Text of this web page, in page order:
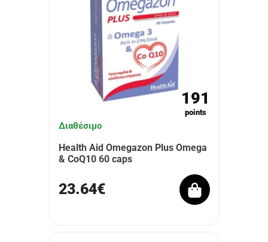
191
points
Διαθέσιμο
Health Aid Omegazon Plus Omega
& CoQ10 60 caps
23.64€